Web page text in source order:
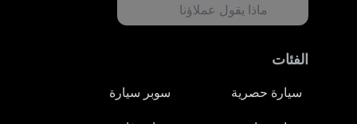
ماذا يقول عملاؤنا
الفئات
سيارة حصرية
سوبر سيارة